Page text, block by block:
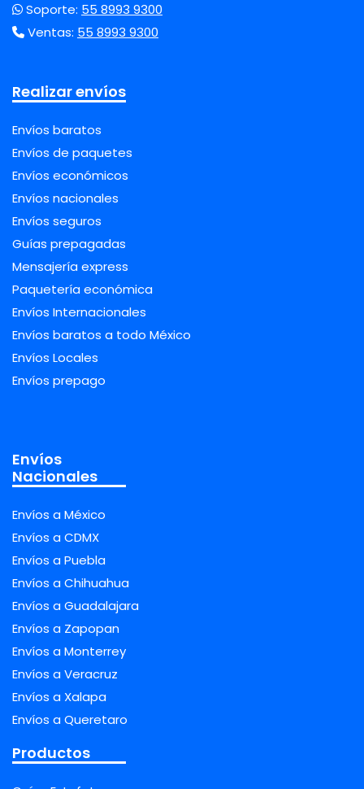
Soporte: 55 8993 9300
Ventas: 55 8993 9300
Realizar envíos
Envíos baratos
Envíos de paquetes
Envíos económicos
Envíos nacionales
Envíos seguros
Guías prepagadas
Mensajería express
Paquetería económica
Envíos Internacionales
Envíos baratos a todo México
Envíos Locales
Envíos prepago
Envíos
Nacionales
Envíos a México
Envíos a CDMX
Envíos a Puebla
Envíos a Chihuahua
Envíos a Guadalajara
Envíos a Zapopan
Envíos a Monterrey
Envíos a Veracruz
Envíos a Xalapa
Envíos a Queretaro
Productos